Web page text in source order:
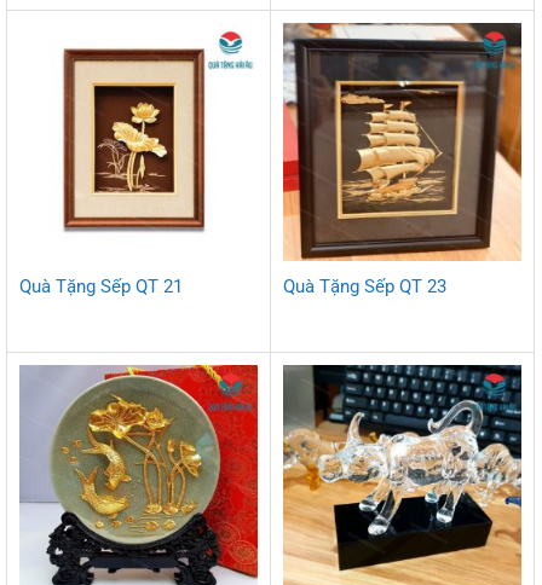
Quà Tặng Sếp QT 21 Quà Tặng Sếp QT 23